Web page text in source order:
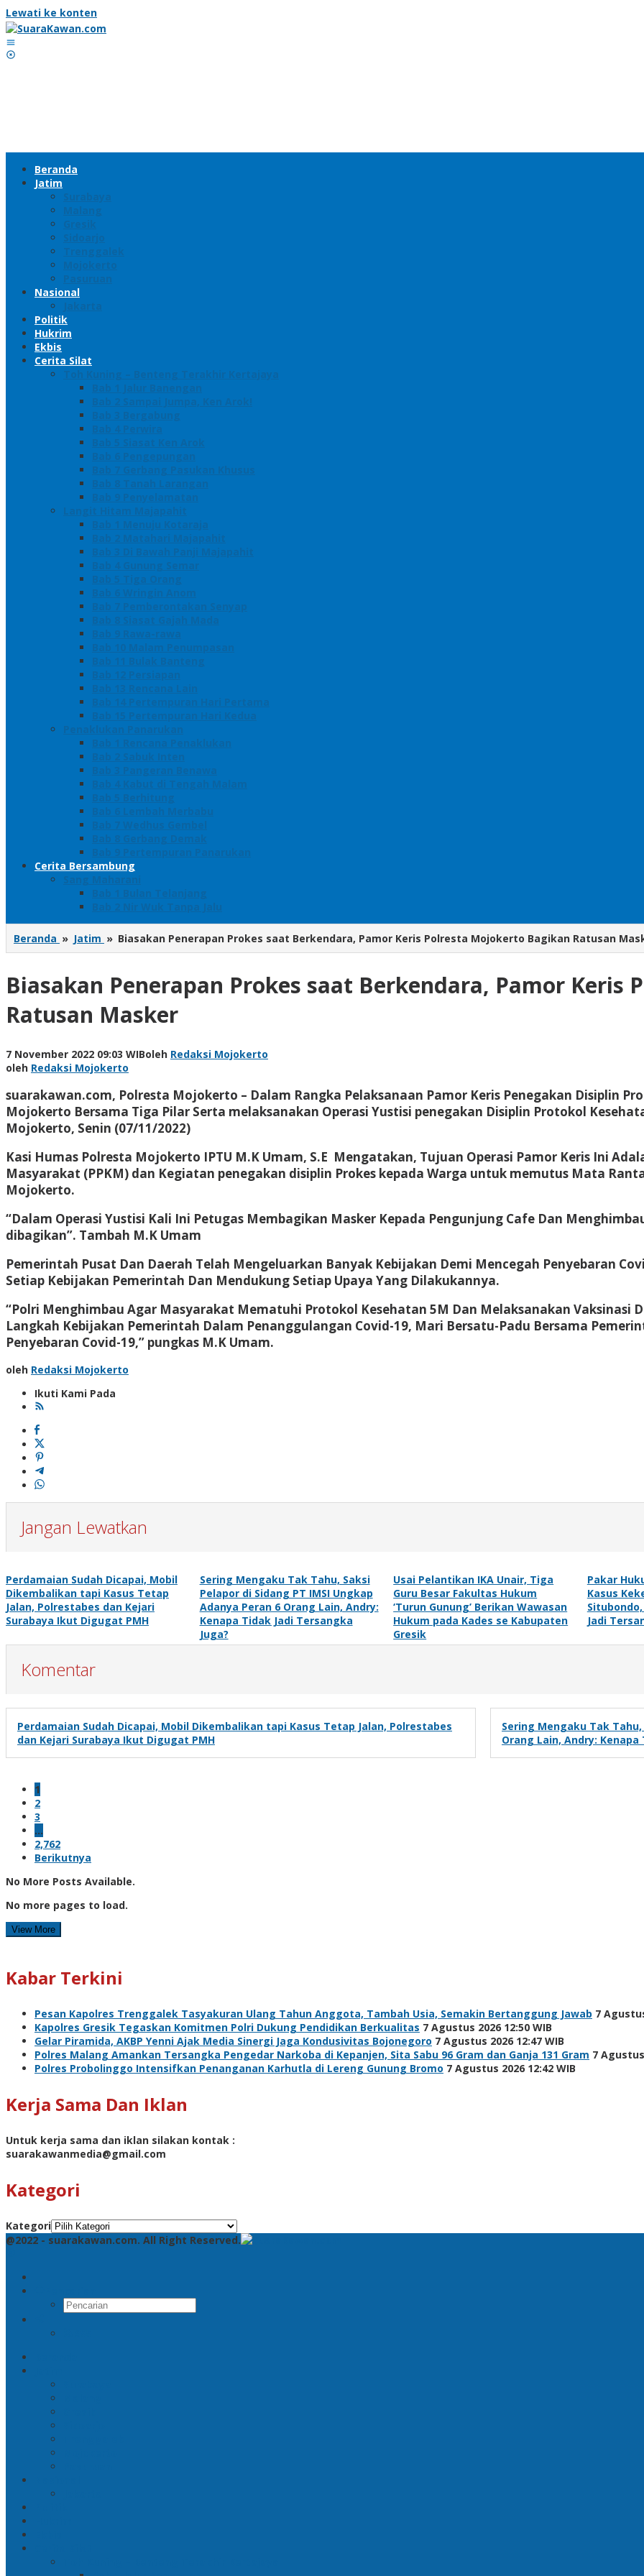
Lewati ke konten
Beranda
Jatim
Surabaya
Malang
Gresik
Sidoarjo
Trenggalek
Mojokerto
Pasuruan
Nasional
Jakarta
Politik
Hukrim
Ekbis
Cerita Silat
Toh Kuning – Benteng Terakhir Kertajaya
Bab 1 Jalur Banengan
Bab 2 Sampai Jumpa, Ken Arok!
Bab 3 Bergabung
Bab 4 Perwira
Bab 5 Siasat Ken Arok
Bab 6 Pengepungan
Bab 7 Gerbang Pasukan Khusus
Bab 8 Tanah Larangan
Bab 9 Penyelamatan
Langit Hitam Majapahit
Bab 1 Menuju Kotaraja
Bab 2 Matahari Majapahit
Bab 3 Di Bawah Panji Majapahit
Bab 4 Gunung Semar
Bab 5 Tiga Orang
Bab 6 Wringin Anom
Bab 7 Pemberontakan Senyap
Bab 8 Siasat Gajah Mada
Bab 9 Rawa-rawa
Bab 10 Malam Penumpasan
Bab 11 Bulak Banteng
Bab 12 Persiapan
Bab 13 Rencana Lain
Bab 14 Pertempuran Hari Pertama
Bab 15 Pertempuran Hari Kedua
Penaklukan Panarukan
Bab 1 Rencana Penaklukan
Bab 2 Sabuk Inten
Bab 3 Pangeran Benawa
Bab 4 Kabut di Tengah Malam
Bab 5 Berhitung
Bab 6 Lembah Merbabu
Bab 7 Wedhus Gembel
Bab 8 Gerbang Demak
Bab 9 Pertempuran Panarukan
Cerita Bersambung
Sang Maharani
Bab 1 Bulan Telanjang
Bab 2 Nir Wuk Tanpa Jalu
Beranda » Jatim » Biasakan Penerapan Prokes saat Berkendara, Pamor Keris Polresta Mojokerto Bagikan Ratusan
Biasakan Penerapan Prokes saat Berkendara, Pamor Keris
Ratusan Masker
7 November 2022 09:03 WIBoleh Redaksi Mojokerto
oleh Redaksi Mojokerto
suarakawan.com, Polresta Mojokerto – Dalam Rangka Pelaksanaan Pamor Keris Penegakan Disiplin
Mojokerto Bersama Tiga Pilar Serta melaksanakan Operasi Yustisi penegakan Disiplin Protokol
Mojokerto, Senin (07/11/2022)
Kasi Humas Polresta Mojokerto IPTU M.K Umam, S.E Mengatakan, Tujuan Operasi Pamor Keris Ini
Masyarakat (PPKM) dan Kegiatan penegakan disiplin Prokes kepada Warga untuk memutus Mata
Mojokerto.
“Dalam Operasi Yustisi Kali Ini Petugas Membagikan Masker Kepada Pengunjung Cafe Dan
dibagikan”. Tambah M.K Umam
Pemerintah Pusat Dan Daerah Telah Mengeluarkan Banyak Kebijakan Demi Mencegah Penyebaran
Setiap Kebijakan Pemerintah Dan Mendukung Setiap Upaya Yang Dilakukannya.
“Polri Menghimbau Agar Masyarakat Mematuhi Protokol Kesehatan 5M Dan Melaksanakan Vaksinasi
Langkah Kebijakan Pemerintah Dalam Penanggulangan Covid-19, Mari Bersatu-Padu Bersama
Penyebaran Covid-19,” pungkas M.K Umam.
oleh Redaksi Mojokerto
Ikuti Kami Pada
Jangan Lewatkan
Perdamaian Sudah Dicapai, Mobil
Dikembalikan tapi Kasus Tetap
Jalan, Polrestabes dan Kejari
Surabaya Ikut Digugat PMH
Sering Mengaku Tak Tahu, Saksi
Pelapor di Sidang PT IMSI Ungkap
Adanya Peran 6 Orang Lain, Andry:
Kenapa Tidak Jadi Tersangka
Juga?
Usai Pelantikan IKA Unair, Tiga
Guru Besar Fakultas Hukum
‘Turun Gunung’ Berikan Wawasan
Hukum pada Kades se Kabupaten
Gresik
Pakar
Kasus
Jadi
Komentar
Perdamaian Sudah Dicapai, Mobil Dikembalikan tapi Kasus Tetap Jalan, Polrestabes
dan Kejari Surabaya Ikut Digugat PMH
Sering Mengaku Tak Tahu,
Orang Lain, Andry:
1
2
3
…
2,762
Berikutnya
No More Posts Available.
No more pages to load.
View More
Kabar Terkini
Pesan Kapolres Trenggalek Tasyakuran Ulang Tahun Anggota, Tambah Usia, Semakin Bertanggung Jawab 7
Kapolres Gresik Tegaskan Komitmen Polri Dukung Pendidikan Berkualitas 7 Agustus 2026 12:50 WIB
Gelar Piramida, AKBP Yenni Ajak Media Sinergi Jaga Kondusivitas Bojonegoro 7 Agustus 2026 12:47 WIB
Polres Malang Amankan Tersangka Pengedar Narkoba di Kepanjen, Sita Sabu 96 Gram dan Ganja 131 Gram 7
Polres Probolinggo Intensifkan Penanganan Karhutla di Lereng Gunung Bromo 7 Agustus 2026 12:42 WIB
Kerja Sama Dan Iklan
Untuk kerja sama dan iklan silakan kontak :
suarakawanmedia@gmail.com
Kategori
Kategori
@2022 - suarakawan.com. All Right Reserved.